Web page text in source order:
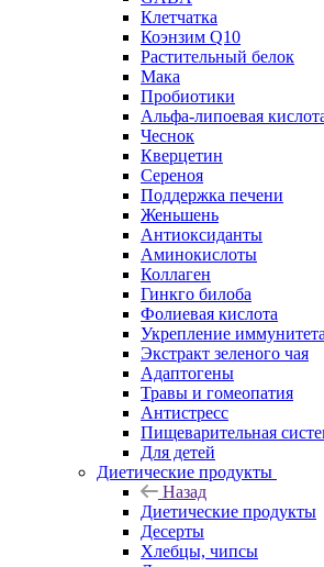
Клетчатка
Коэнзим Q10
Растительный белок
Мака
Пробиотики
Альфа-липоевая
Чеснок
Кверцетин
Сереноя
Поддержка печени
Женьшень
Антиоксиданты
Аминокислоты
Коллаген
Гинкго билоба
Фолиевая кислота
Укрепление иммунитета
Экстракт зеленого чая
Адаптогены
Травы и гомеопатия
Антистресс
Пищеварительная
Для детей
Диетические продукты
Назад
Диетические продукты
Десерты
Хлебцы, чипсы